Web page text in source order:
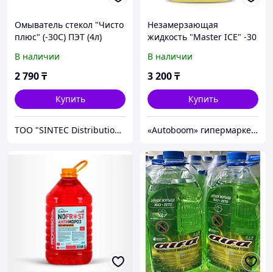
Омыватель стекол "Чисто
плюс" (-30С) ПЭТ (4л)
В наличии
2 790₸
Купить
ТОО "SINTEC Distribution Kazakhstan"
Незамерзающая
жидкость "Master ICE" -30
В наличии
3 200₸
Купить
«Autoboom» гипермаркет автотоваров